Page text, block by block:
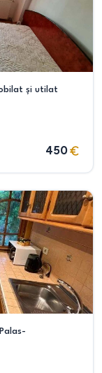
și utilat
450